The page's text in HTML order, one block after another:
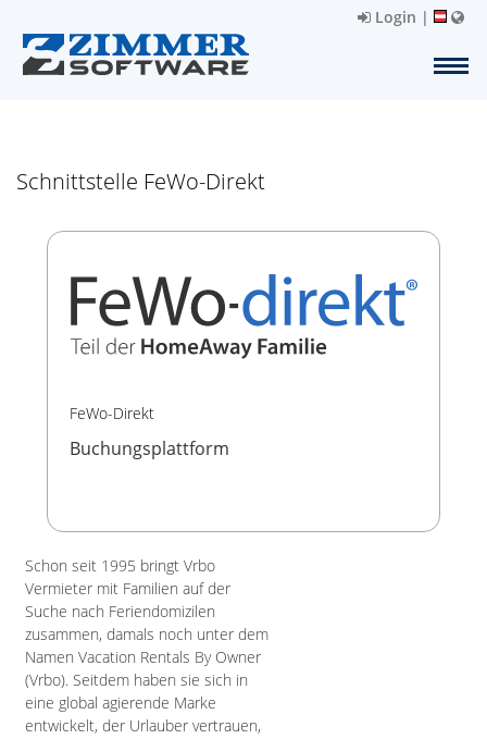
Login |
Schnittstelle FeWo-Direkt
FeWo-Direkt
Buchungsplattform
Schon seit 1995 bringt Vrbo
Vermieter mit Familien auf der
Suche nach Feriendomizilen
zusammen, damals noch unter dem
Namen Vacation Rentals By Owner
(Vrbo). Seitdem haben sie sich in
eine global agierende Marke
entwickelt, der Urlauber vertrauen,